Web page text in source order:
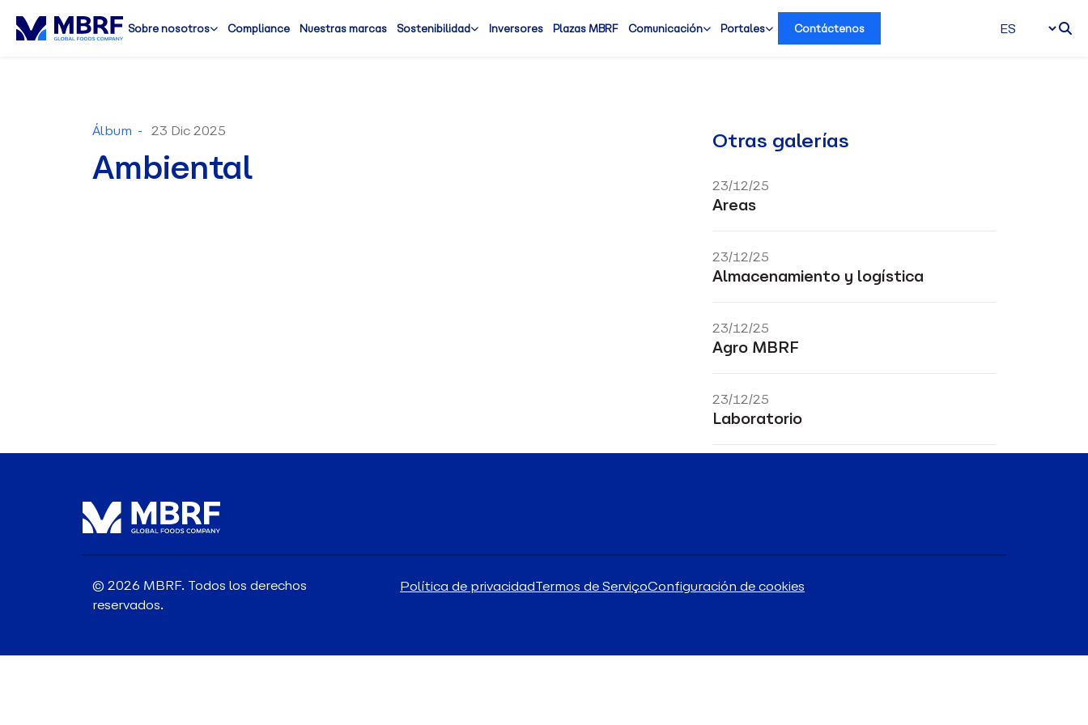
Sobre nosotros Compliance Nuestras marcas Sostenibilidad Inversores Plazas MBRF Comunicación Portales Contáctenos
Álbum - 23 Dic 2025
Ambiental
Otras galerías
23/12/25
Areas
23/12/25
Almacenamiento y logística
23/12/25
Agro MBRF
23/12/25
Laboratorio
© 2026 MBRF. Todos los derechos
reservados.
Política de privacidadTermos de ServiçoConfiguración de cookies